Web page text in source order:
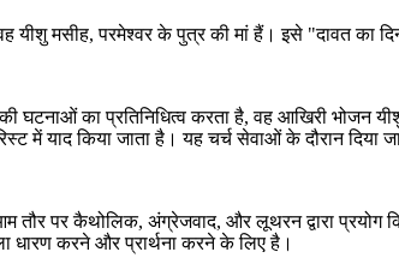
परम प्रसाद "धन्यवाद ज्ञापन" के लिए यूनानी शब्द से आता है और यह लास्ट
सपर की घटनाओं का प्रतिनिधित्व करता है, वह आखिरी भोजन यीशु ने अपने
घोषणा
मसीह, परमेश्वर के पुत्र की मां हैं। इसे "दावत का
घटनाओं का प्रतिनिधित्व करता है, वह आखिरी भोजन
में याद किया जाता है। यह चर्च सेवाओं के दौरान दिया
पर कैथोलिक, अंग्रेजवाद, और लूथरन द्वारा प्रयोग
धारण करने और प्रार्थना करने के लिए है।